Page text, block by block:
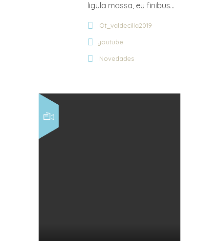
ligula massa, eu finibus...
Ot_valdecilla2019
youtube
Novedades